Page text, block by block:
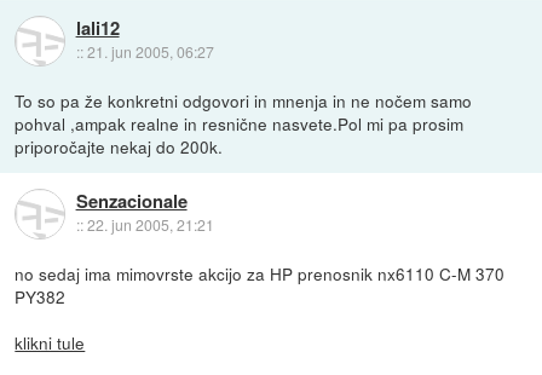
lali12
::21. jun 2005, 06:27
To so pa že konkretni odgovori in mnenja in ne nočem samo
pohval ,ampak realne in resnične nasvete.Pol mi pa prosim
priporočajte nekaj do 200k.
Senzacionale
::22. jun 2005, 21:21
no sedaj ima mimovrste akcijo za HP prenosnik nx6110 C-M 370
PY382
klikni tule